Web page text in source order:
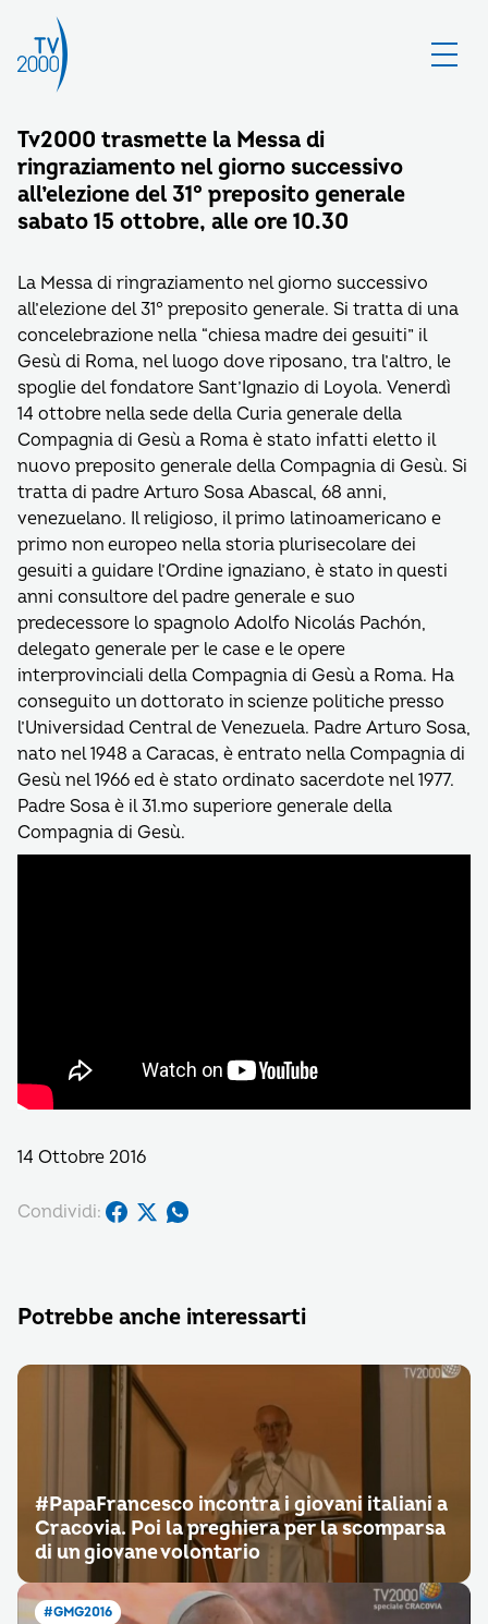
Tv2000 trasmette la Messa di
ringraziamento nel giorno successivo
all’elezione del 31° preposito generale
sabato 15 ottobre, alle ore 10.30
La Messa di ringraziamento nel giorno successivo
all’elezione del 31° preposito generale. Si tratta di una
concelebrazione nella “chiesa madre dei gesuiti” il
Gesù di Roma, nel luogo dove riposano, tra l’altro, le
spoglie del fondatore Sant’Ignazio di Loyola. Venerdì
14 ottobre nella sede della Curia generale della
Compagnia di Gesù a Roma è stato infatti eletto il
nuovo preposito generale della Compagnia di Gesù. Si
tratta di padre Arturo Sosa Abascal, 68 anni,
venezuelano. Il religioso, il primo latinoamericano e
primo non europeo nella storia plurisecolare dei
gesuiti a guidare l’Ordine ignaziano, è stato in questi
anni consultore del padre generale e suo
predecessore lo spagnolo Adolfo Nicolás Pachón,
delegato generale per le case e le opere
interprovinciali della Compagnia di Gesù a Roma. Ha
conseguito un dottorato in scienze politiche presso
l’Universidad Central de Venezuela. Padre Arturo Sosa,
nato nel 1948 a Caracas, è entrato nella Compagnia di
Gesù nel 1966 ed è stato ordinato sacerdote nel 1977.
Padre Sosa è il 31.mo superiore generale della
Compagnia di Gesù.
14 Ottobre 2016
Condividi:
Potrebbe anche interessarti
#PapaFrancesco incontra i giovani italiani a
Cracovia. Poi la preghiera per la scomparsa
di un giovane volontario
#GMG2016